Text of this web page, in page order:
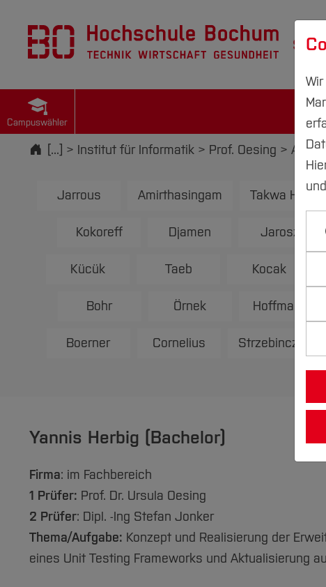
Campuswähler
Startseite
[...] Institut für Informatik Prof. Oesing
Jarrous Amirthasingam Takwa
Kokoreff Djamen Jarosz
Kücük Taeb Kocak
Bohr Örnek Hoffmann
Boerner Cornelius Strzebinczyk
Yannis Herbig (Bachelor)
Firma: im Fachbereich
1 Prüfer: Prof. Dr. Ursula Oesing
2 Prüfer: Dipl. -Ing Stefan Jonker
Thema/Aufgabe: Konzept und Realisierung der
eines Unit Testing Frameworks und Aktualisierung